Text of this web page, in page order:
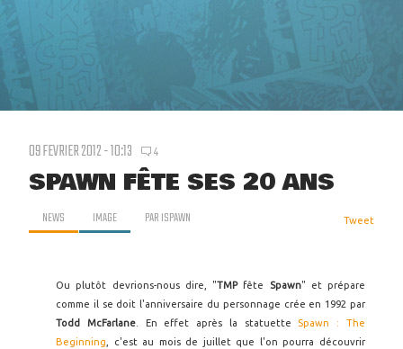
09 FEVRIER 2012 - 10:13 4
SPAWN FÊTE SES 20 ANS
NEWS IMAGE PARISPAWN Tweet
Ou plutôt devrions-nous dire, "TMPfête Spawn" et prépare
comme il se doit l'anniversaire du personnage crée en 1992 par
Todd McFarlane. En effet après la statuette Spawn : The
Beginning , c'est au mois de juillet que l'on pourra découvrir